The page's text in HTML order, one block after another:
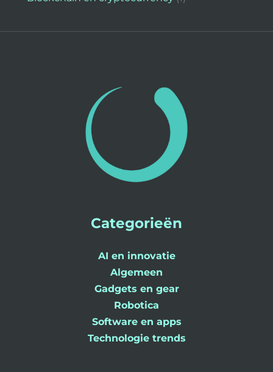
Categorieën
AI en innovatie
Algemeen
Gadgets en gear
Robotica
Software en apps
Technologie trends